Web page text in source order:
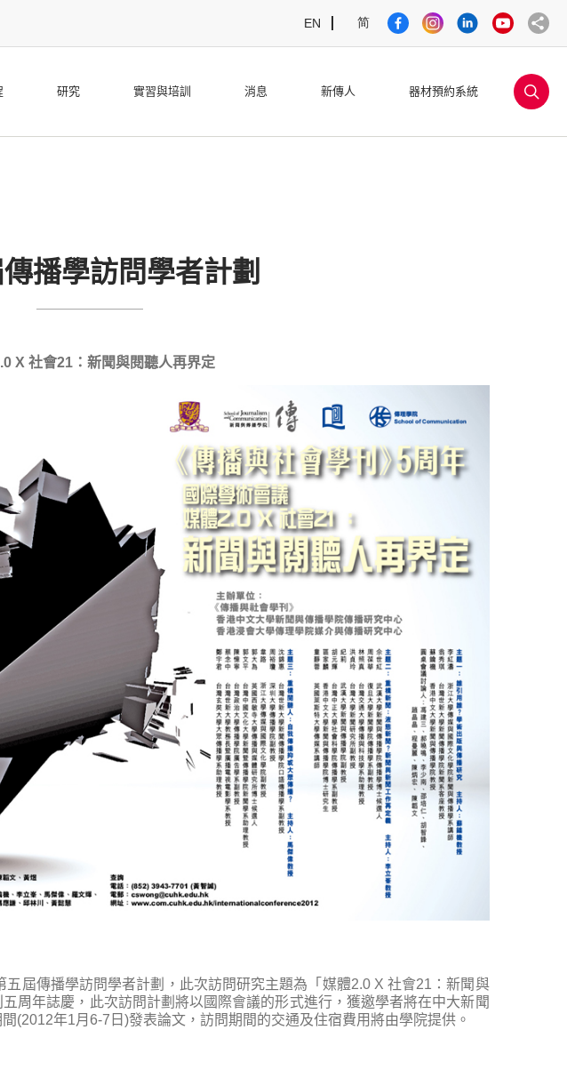
简
EN
研究 實習與培訓 消息 新傳人 器材預約系統
播學訪問學者計劃
X 社會21：新聞與閱聽人再界定
屆傳播學訪問學者計劃，此次訪問研究主題為「媒體2.0 X 社會21：新聞與
周年誌慶，此次訪問計劃將以國際會議的形式進行，獲邀學者將在中大新聞
(2012年1月6-7日)發表論文，訪問期間的交通及住宿費用將由學院提供。